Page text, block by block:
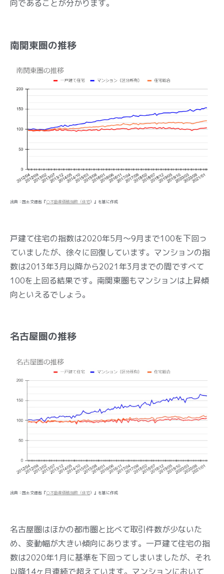
向であることが分かります。
南関東圏の推移
出典：国土交通省『○不動産価格指数（住宅）』を基に作成
戸建て住宅の指数は2020年5月～9月まで100を下回っ
ていましたが、徐々に回復しています。マンションの指
数は2013年3月以降から2021年3月までの間ですべて
100を上回る結果です。南関東圏もマンションは上昇傾
向といえるでしょう。
名古屋圏の推移
出典：国土交通省『○不動産価格指数（住宅）』を基に作成
名古屋圏はほかの都市圏と比べて取引件数が少ないた
め、変動幅が大きい傾向にあります。一戸建て住宅の指
数は2020年1月に基準を下回ってしまいましたが、それ
以降14ヶ月連続で超えています。マンションにおいて